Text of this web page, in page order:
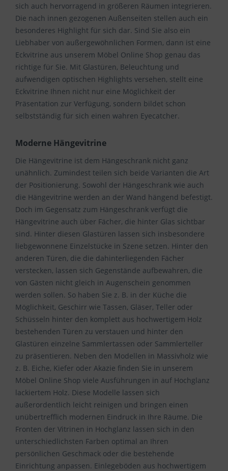
sich auch hervorragend in größeren Räumen integrieren.
Die nach innen gezogenen Außenseiten stellen auch ein
besonderes Highlight für sich dar. Sind Sie also ein
Liebhaber von außergewöhnlichen Formen, dann ist eine
Eckvitrine aus unserem Möbel Online Shop genau das
richtige für Sie. Mit Glastüren, Beleuchtung und
aufwendigen optischen Highlights versehen, stellt eine
Eckvitrine Ihnen nicht nur eine Möglichkeit der
Präsentation zur Verfügung, sondern bildet schon
selbstständig für sich einen wahren Eyecatcher.
Moderne Hängevitrine
Die Hängevitrine ist dem Hängeschrank nicht ganz
unähnlich. Zumindest teilen sich beide Varianten die Art
der Positionierung. Sowohl der Hängeschrank wie auch
die Hängevitrine werden an der Wand hängend befestigt.
Doch im Gegensatz zum Hängeschrank verfügt die
Hängevitrine auch über Fächer, die hinter Glas sichtbar
sind. Hinter diesen Glastüren lassen sich insbesondere
liebgewonnene Einzelstücke in Szene setzen. Hinter den
anderen Türen, die die dahinterliegenden Fächer
verstecken, lassen sich Gegenstände aufbewahren, die
von Gästen nicht gleich in Augenschein genommen
werden sollen. So haben Sie z. B. in der Küche die
Möglichkeit, Geschirr wie Tassen, Gläser, Teller oder
Schüsseln hinter den komplett aus hochwertigem Holz
bestehenden Türen zu verstauen und hinter den
Glastüren einzelne Sammlertassen oder Sammlerteller
zu präsentieren. Neben den Modellen in Massivholz wie
z. B. Eiche, Kiefer oder Akazie finden Sie in unserem
Möbel Online Shop viele Ausführungen in auf Hochglanz
lackiertem Holz. Diese Modelle lassen sich
außerordentlich leicht reinigen und bringen einen
unübertrefflich modernen Eindruck in Ihre Räume. Die
Fronten der Vitrinen in Hochglanz lassen sich in den
unterschiedlichsten Farben optimal an Ihren
persönlichen Geschmack oder die bestehende
Einrichtung anpassen. Einlegeböden aus hochwertigem